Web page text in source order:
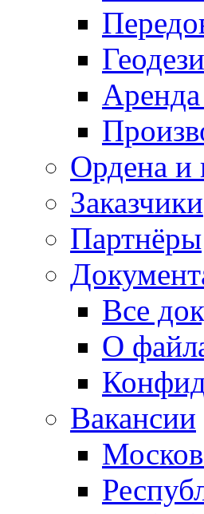
Ордена и
Заказчики
Партнёры
Все
О
Вакансии